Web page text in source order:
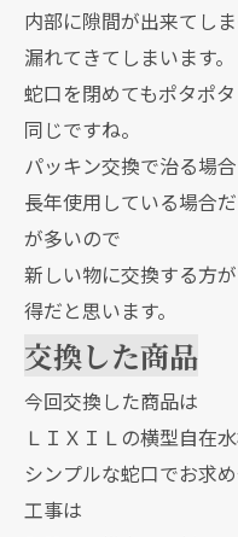
内部に隙間が出来てし
漏れてきてしまいます。
蛇口を閉めてもポタポ
同じですね。
パッキン交換で治る場
長年使用している場合
が多いので
新しい物に交換する方
得だと思います。
交換した商品
今回交換した商品は
ＬＩＸＩＬの横型自在水
シンプルな蛇口でお求
工事は